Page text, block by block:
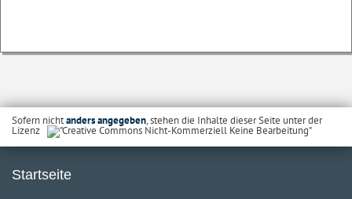
Sofern nichtanders angegeben, stehen die Inhalte dieser Seite unter der
Lizenz
Startseite